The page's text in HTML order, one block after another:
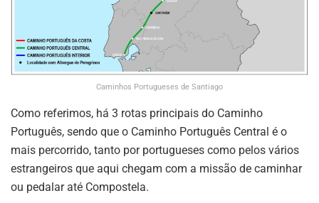
Caminhos Portugueses de Santiago
Como referimos, há 3 rotas principais do Caminho
Português, sendo que o Caminho Português Central é o
mais percorrido, tanto por portugueses como pelos vários
estrangeiros que aqui chegam com a missão de caminhar
ou pedalar até Compostela.